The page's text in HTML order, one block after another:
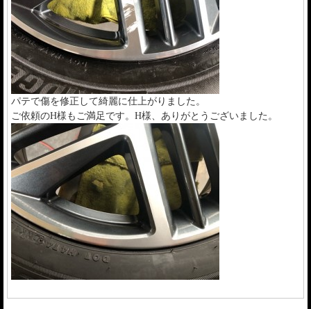
パテで傷を修正して綺麗に仕上がりました。
ご依頼のH様もご満足です。H様、ありがとうございました。